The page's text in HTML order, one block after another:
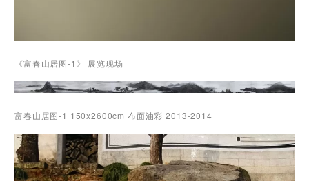
《富春山居图-1》 展览现场
富春山居图-1 150x2600cm 布面油彩 2013-2014